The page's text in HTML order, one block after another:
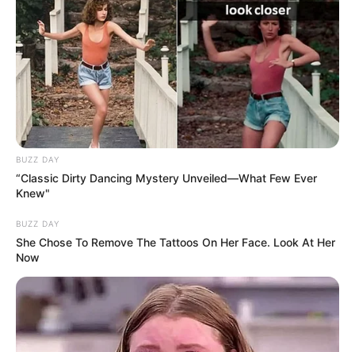
Egyre erősebb politikai és társadalmi hullámok
BUZZ DAY
“Classic Dirty Dancing Mystery Unveiled—What Few Ever
Knew"
BUZZ DAY
She Chose To Remove The Tattoos On Her Face. Look At Her
Now